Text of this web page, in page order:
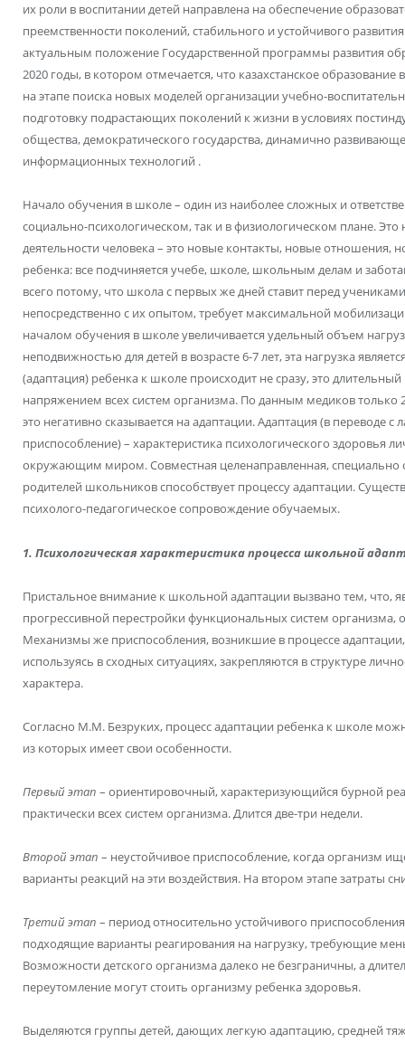
их роли в воспитании детей направлена на обеспечение
преемственности поколений, стабильного и устойчивого
актуальным положение Государственной программы развития
2020 годы, в котором отмечается, что казахстанское
на этапе поиска новых моделей организации учебно-
подготовку подрастающих поколений к жизни в условиях
общества, демократического государства, динамично
информационных технологий .
Начало обучения в школе – один из наиболее сложных и
социально-психологическом, так и в физиологическом плане.
деятельности человека – это новые контакты, новые отношения,
ребенка: все подчиняется учебе, школе, школьным делам и
всего потому, что школа с первых же дней ставит перед
непосредственно с их опытом, требует максимальной
началом обучения в школе увеличивается удельный объем
неподвижностью для детей в возрасте 6-7 лет, эта нагрузка
(адаптация) ребенка к школе происходит не сразу, это
напряжением всех систем организма. По данным медиков только
это негативно сказывается на адаптации. Адаптация (в переводе с
приспособление) – характеристика психологического здоровья
окружающим миром. Совместная целенаправленная, специально
родителей школьников способствует процессу адаптации.
психолого-педагогическое сопровождение обучаемых.
1. Психологическая характеристика процесса школьной
Пристальное внимание к школьной адаптации вызвано тем, что,
прогрессивной перестройки функциональных систем организма,
Механизмы же приспособления, возникшие в процессе
используясь в сходных ситуациях, закрепляются в структуре
характера.
Согласно М.М. Безруких, процесс адаптации ребенка к школе
из которых имеет свои особенности.
Первый этап – ориентировочный, характеризующийся бурной
практически всех систем организма. Длится две-три недели.
Второй этап – неустойчивое приспособление, когда организм
варианты реакций на эти воздействия. На втором этапе затраты
Третий этап – период относительно устойчивого
подходящие варианты реагирования на нагрузку, требующие
Возможности детского организма далеко не безграничны, а
переутомление могут стоить организму ребенка здоровья.
Выделяются группы детей, дающих легкую адаптацию, средней